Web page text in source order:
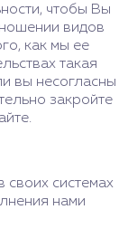
чтобы Вы
видов
как мы ее
такая
вы несогласны
закройте
системах
нами